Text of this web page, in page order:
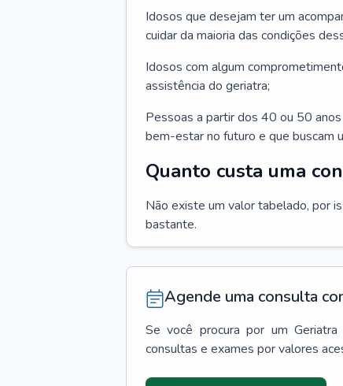
Idosos que desejam ter um
cuidar da maioria das condições
Idosos com algum
assistência do geriatra;
Pessoas a partir dos 40 ou 50
bem-estar no futuro e que buscam
Quanto custa uma
Não existe um valor tabelado, por
bastante.
Agende uma consulta
Se você procura por um Geriatra
consultas e exames por valores